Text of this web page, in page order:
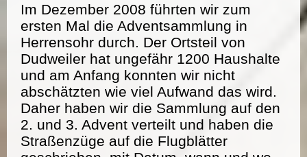
Im Dezember 2008 führten wir zum
ersten Mal die Adventsammlung in
Herrensohr durch. Der Ortsteil von
Dudweiler hat ungefähr 1200 Haushalte
und am Anfang konnten wir nicht
abschätzten wie viel Aufwand das wird.
Daher haben wir die Sammlung auf den
2. und 3. Advent verteilt und haben die
Straßenzüge auf die Flugblätter